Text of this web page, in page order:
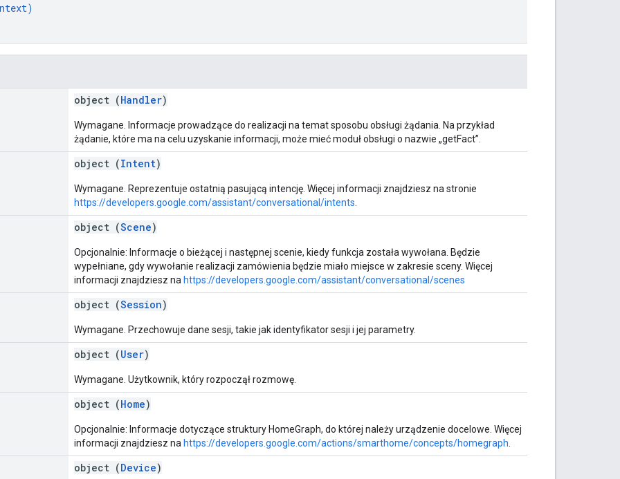
)
object (Handler)
Wymagane. Informacje prowadzące do realizacji na temat sposobu obsługi żądania. Na przykład
żądanie, które ma na celu uzyskanie informacji, może mieć moduł obsługi o nazwie „getFact”.
object (Intent)
Wymagane. Reprezentuje ostatnią pasującą intencję. Więcej informacji znajdziesz na stronie
https://developers.google.com/assistant/conversational/intents
object (Scene)
Opcjonalnie: Informacje o bieżącej i następnej scenie, kiedy funkcja została wywołana. Będzie
wypełniane, gdy wywołanie realizacji zamówienia będzie miało miejsce w zakresie sceny. Więcej
informacji znajdziesz na https://developers.google.com/assistant/conversational/scenes
object (Session)
Wymagane. Przechowuje dane sesji, takie jak identyfikator sesji i jej parametry.
object (User)
Wymagane. Użytkownik, który rozpoczął rozmowę.
object (Home)
Opcjonalnie: Informacje dotyczące struktury HomeGraph, do której należy urządzenie docelowe. Więcej
informacji znajdziesz na https://developers.google.com/actions/smarthome/concepts/homegraph
object (Device)